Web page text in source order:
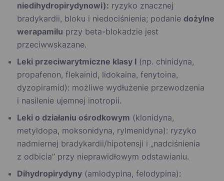
niedihydropirydynowi): ryzyko znacznej
bradykardii, bloku i niedociśnienia; podanie dożylne
werapamilu przy beta-blokadzie jest
przeciwwskazane.
Leki przeciwarytmiczne klasy I (np. chinidyna,
propafenon, flekainid, lidokaina, fenytoina,
dyzopiramid): możliwe wydłużenie przewodzenia
i nasilenie ujemnej inotropii.
Leki o działaniu ośrodkowym (klonidyna,
metyldopa, moksonidyna, rylmenidyna): ryzyko
nadmiernej bradykardii/hipotensji i „nadciśnienia
z odbicia” przy nieprawidłowym odstawianiu.
Dihydropirydyny (amlodypina, felodypina):